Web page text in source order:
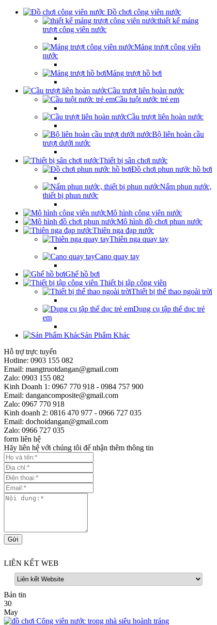
Đồ chơi công viên nước
thiết kế máng
trượt công viên nước
Máng trượt công viên
nước
Máng trượt hồ bơi
Cầu trượt liên hoàn nước
Cầu tuột nước trẻ em
Cầu trượt liên hoàn nước
Bộ liên hoàn cầu
trượt dưới nước
Thiết bị sân chơi nước
Đồ chơi phun nước hồ bơi
Nấm phun nước,
thiết bị phun nước
Mô hình công viên nước
Mô hình đồ chơi phun nước
Thiên nga đạp nước
Thiên nga quay tay
Cano quay tay
Ghế hồ bơi
Thiết bị tập công viên
Thiết bị thể thao ngoài trời
Dụng cụ tập thể dục trẻ
em
Sản Phẩm Khác
Hỗ trợ trực tuyến
Hotline: 0903 155 082
Email: mangtruotdangan@gmail.com
Zalo: 0903 155 082
Kinh Doanh 1: 0967 770 918 - 0984 757 900
Email: dangancomposite@gmail.com
Zalo: 0967 770 918
Kinh doanh 2: 0816 470 977 - 0966 727 035
Email: dochoidangan@gmail.com
Zalo: 0966 727 035
form liên hệ
Hãy liên hệ với chúng tôi để nhận thêm thông tin
LIÊN KẾT WEB
Bản tin
30
May